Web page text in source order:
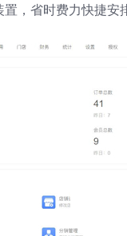
，省时费力快捷安